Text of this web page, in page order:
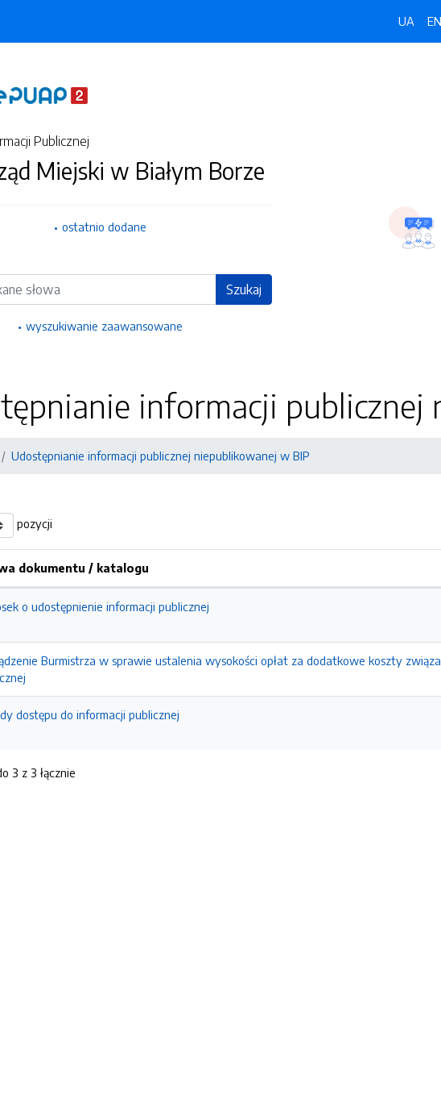
UA EN
Publicznej
Miejski w Białym Borze
ostatnio dodane
Szukaj
wyszukiwanie zaawansowane
informacji publicznej
Udostępnianie informacji publicznej niepublikowanej w BIP
pozycji
dokumentu / katalogu
o udostępnienie informacji publicznej
Burmistrza w sprawie ustalenia wysokości opłat za dodatkowe koszty
dostępu do informacji publicznej
3 z 3 łącznie